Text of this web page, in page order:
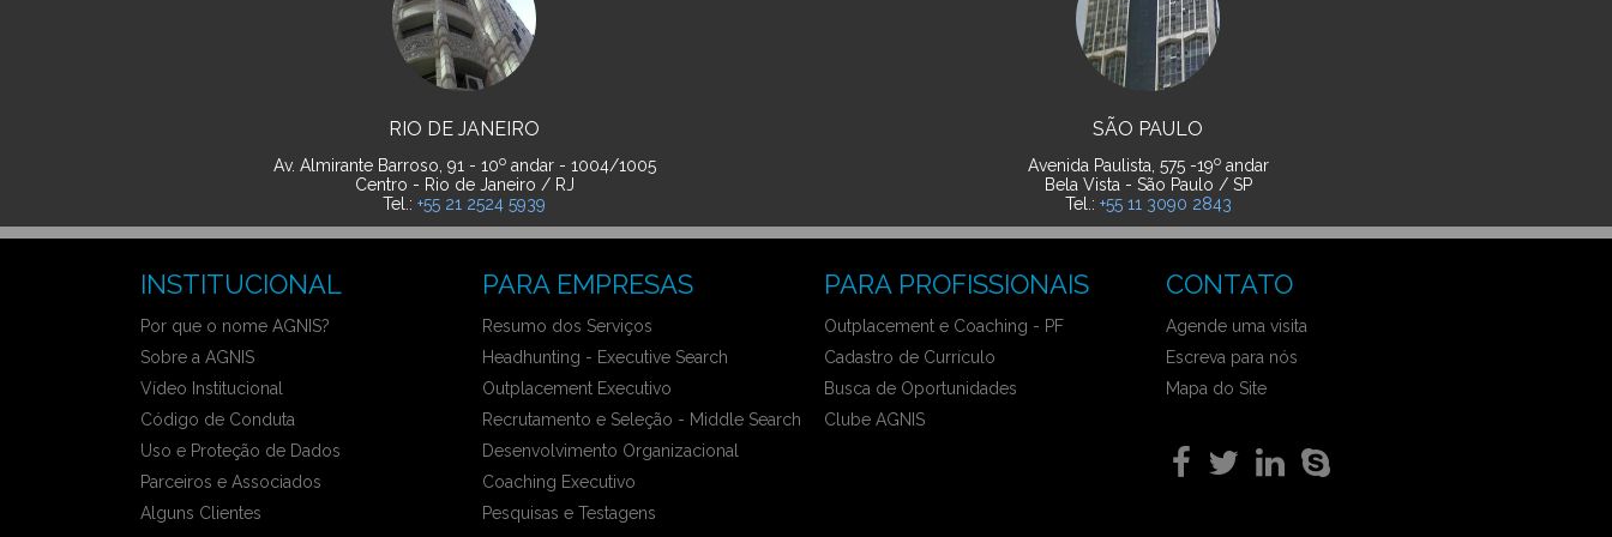
RIO DE JANEIRO
Av. Almirante Barroso, 91 - 10oandar - 1004/1005
Centro - Rio de Janeiro / RJ
Tel.: +55 21 2524 5939
SÃO PAULO
Avenida Paulista, 575 -19oandar
Bela Vista - São Paulo / SP
Tel.: +55 11 3090 2843
INSTITUCIONAL
Por que o nome AGNIS?
Sobre a AGNIS
Vídeo Institucional
Código de Conduta
Uso e Proteção de Dados
Parceiros e Associados
Alguns Clientes
PARA EMPRESAS
Resumo dos Serviços
Headhunting - Executive Search
Outplacement Executivo
Recrutamento e Seleção - Middle Search
Desenvolvimento Organizacional
Coaching Executivo
Pesquisas e Testagens
PARA PROFISSIONAIS
Outplacement e Coaching - PF
Cadastro de Currículo
Busca de Oportunidades
Clube AGNIS
CONTATO
Agende uma visita
Escreva para nós
Mapa do Site